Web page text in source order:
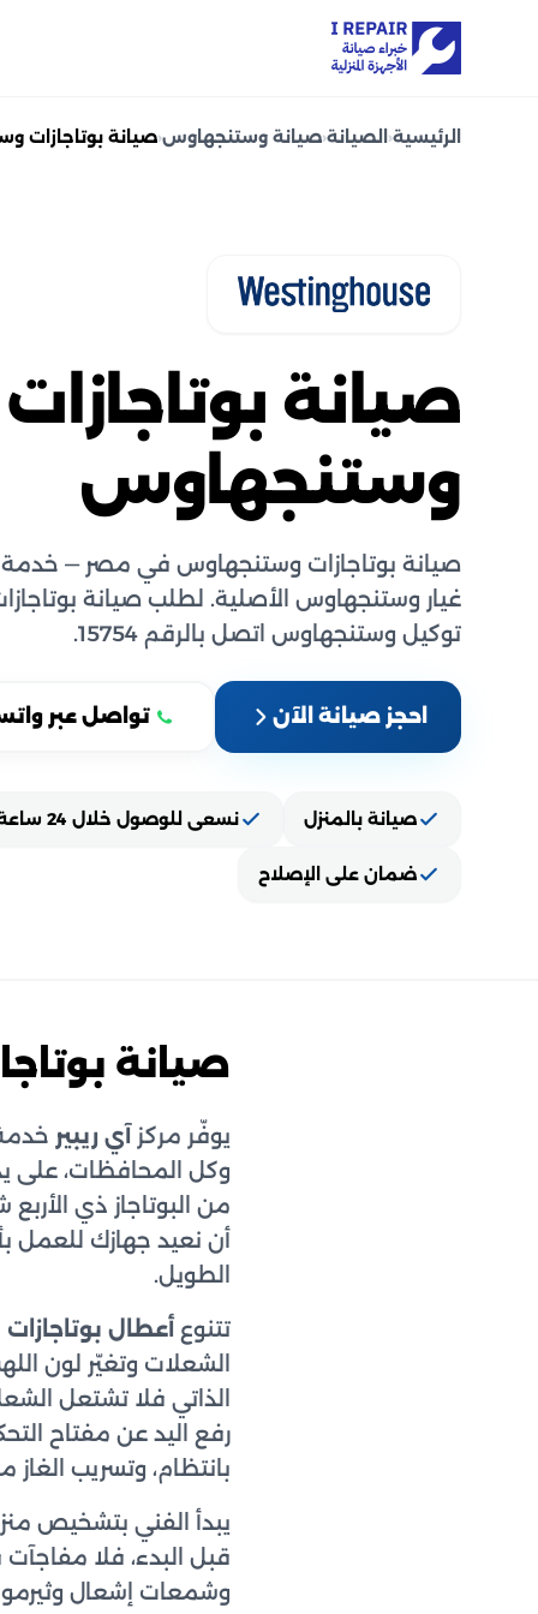
الرئيسية‹ الصيانة‹صيانة وستنجهاوس‹صيانة بوتاجازات
صيانة بوتاجازات
وستنجهاوس
صيانة بوتاجازات وستنجهاوس في مصر —
غيار وستنجهاوس الأصلية. لطلب صيانة
توكيل وستنجهاوس اتصل بالرقم 15754.
احجز صيانة الآن تواصل عبر
صيانة بالمنزل نسعى للوصول خلال 24 ساعة
ضمان على الإصلاح
صيانة
يوفّر مركز آي ريبير
وكل المحافظات، على
من البوتاجاز ذي
أن نعيد جهازك للعمل
الطويل.
تتنوع أعطال
الشعلات وتغيّر لون
الذاتي فلا تشتعل
رفع اليد عن مفتاح
بانتظام، وتسريب
يبدأ الفني بتشخيص
قبل البدء، فلا
وشمعات إشعال